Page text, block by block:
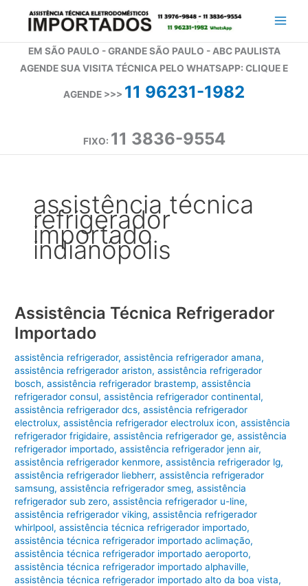
conteúdoEM SÃO PAULO - GRANDE SÃO PAULO - ABC PAULISTA
AGENDE SUA VISITA TÉCNICA PELO WHATSAPP: CLIQUE E
AGENDE >>> 11 96231-1982
FIXO: 11 3836-9554
assistência técnica
refrigerador
importado
indianópolis
Assistência Técnica Refrigerador
Importado
assistência refrigerador,assistência refrigerador amana,
assistência refrigerador ariston,assistência refrigerador
bosch,assistência refrigerador brastemp,assistência
refrigerador consul,assistência refrigerador continental,
assistência refrigerador dcs,assistência refrigerador
electrolux,assistência refrigerador electrolux icon,assistência
refrigerador frigidaire,assistência refrigerador ge,assistência
refrigerador importado,assistência refrigerador jenn air,
assistência refrigerador kenmore,assistência refrigerador lg,
assistência refrigerador liebherr,assistência refrigerador
samsung,assistência refrigerador smeg,assistência
refrigerador sub zero,assistência refrigerador u-line,
assistência refrigerador viking,assistência refrigerador
whirlpool,assistência técnica refrigerador importado,
assistência técnica refrigerador importado aclimação,
assistência técnica refrigerador importado aeroporto,
assistência técnica refrigerador importado alphaville,
assistência técnica refrigerador importado alto da boa vista,